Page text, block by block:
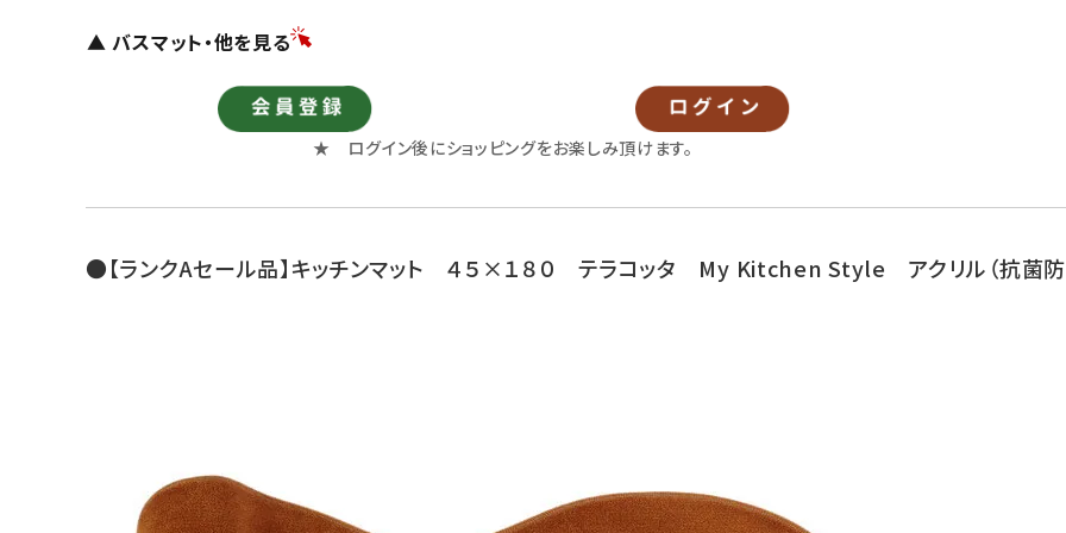
▲ バスマット・他を見る
★ ログイン後にショッピングをお楽しみ頂けます。
●【ランクAセール品】キッチンマット ４５×１８０ テラコッタ My Kitchen Style アクリル（抗菌防